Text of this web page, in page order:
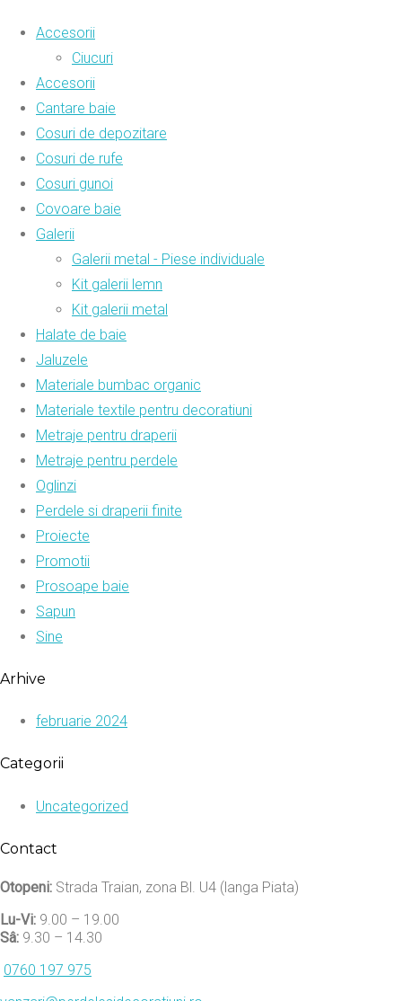
Accesorii
Ciucuri
Accesorii
Cantare baie
Cosuri de depozitare
Cosuri de rufe
Cosuri gunoi
Covoare baie
Galerii
Galerii metal - Piese individuale
Kit galerii lemn
Kit galerii metal
Halate de baie
Jaluzele
Materiale bumbac organic
Materiale textile pentru decoratiuni
Metraje pentru draperii
Metraje pentru perdele
Oglinzi
Perdele si draperii finite
Proiecte
Promotii
Prosoape baie
Sapun
Sine
Arhive
februarie 2024
Categorii
Uncategorized
Contact
Otopeni: Strada Traian, zona Bl. U4 (langa Piata)
Lu-Vi: 9.00 – 19.00
Sâ: 9.30 – 14.30
0760 197 975